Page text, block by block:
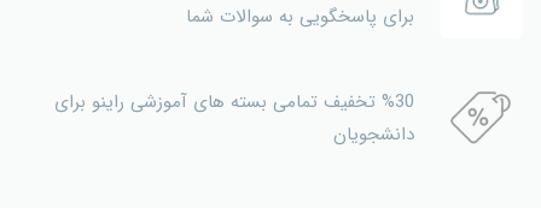
برای پاسخگویی به سوالات شما
%30 تخفیف تمامی بسته های آموزشی راینو برای
دانشجویان